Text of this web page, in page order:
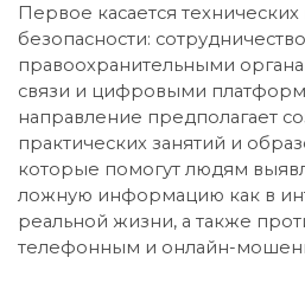
Первое касается
безопасности:
правоохранительными
связи и цифровыми
направление предполагает
практических занятий и
которые помогут людям
ложную информацию как в
реальной жизни, а также
телефонным и онлайн-